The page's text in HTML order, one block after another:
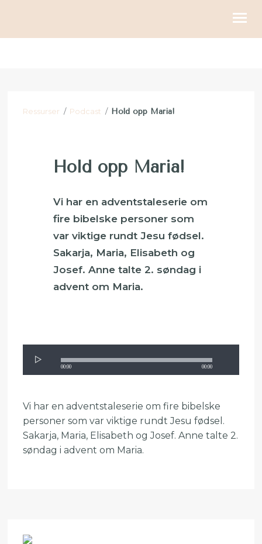
KALENDER
OM OSS
Ressurser / Podcast / Hold opp Maria!
Hold opp Maria!
Vi har en adventstaleserie om
fire bibelske personer som
var viktige rundt Jesu fødsel.
Sakarja, Maria, Elisabeth og
Josef. Anne talte 2. søndag i
advent om Maria.
00:00 00:00
Vi har en adventstaleserie om fire bibelske
personer som var viktige rundt Jesu fødsel.
Sakarja, Maria, Elisabeth og Josef. Anne talte 2.
søndag i advent om Maria.